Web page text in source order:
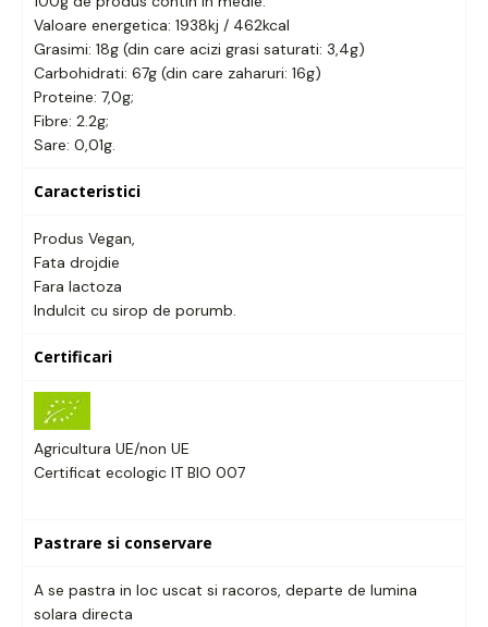
Valoare energetica: 1938kj / 462kcal
Grasimi: 18g (din care acizi grasi saturati: 3,4g)
Carbohidrati: 67g (din care zaharuri: 16g)
Proteine: 7,0g;
Fibre: 2.2g;
Sare: 0,01g.
Caracteristici
Produs Vegan,
Fata drojdie
Fara lactoza
Indulcit cu sirop de porumb.
Certificari
Agricultura UE/non UE
Certificat ecologic IT BIO 007
Pastrare si conservare
A se pastra in loc uscat si racoros, departe de lumina
solara directa